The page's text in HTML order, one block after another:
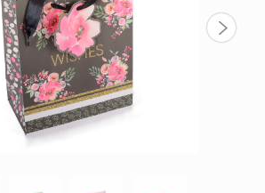
КОМНАТНЫЕ РАСТЕНИЯ
ГОРШКИ И КАШПО
ГРУНТЫ И УДОБРЕНИЯ
ПРЕДМЕТЫ ИНТЕРЬЕРА